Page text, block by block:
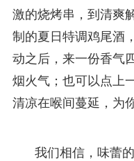
激的烧烤串，到清爽
制的夏日特调鸡尾酒
动之后，来一份香气
烟火气；也可以点上
清凉在喉间蔓延，为
我们相信，味蕾